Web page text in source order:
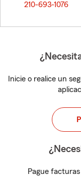
210-693-1076
Inicie o realice un
Pague